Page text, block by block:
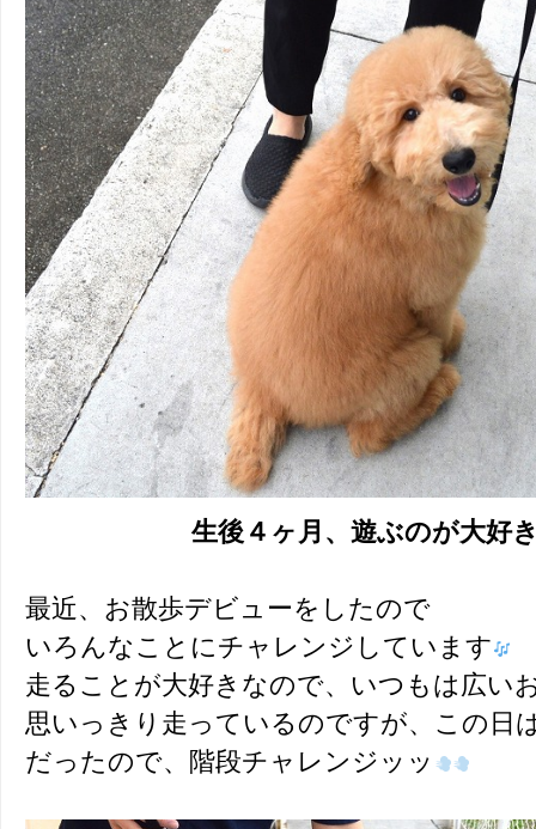
生後４ヶ月、遊ぶのが大好
最近、お散歩デビューをしたので
いろんなことにチャレンジしています
走ることが大好きなので、いつもは広い
思いっきり走っているのですが、この日
だったので、階段チャレンジッッ